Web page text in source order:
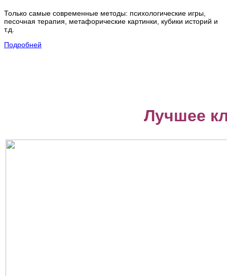
Только самые современные методы: психологические игры,
песочная терапия, метафорические картинки, кубики историй и
т.д.
Подробней
Лучшее